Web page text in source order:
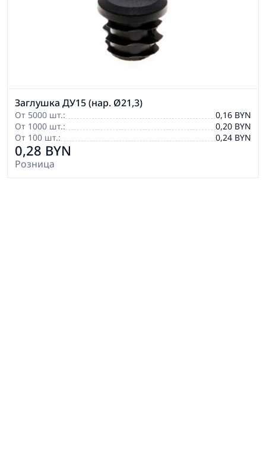
Заглушка ДУ15 (нар. Ø21,3)
От 5000 шт.:
0,16 BYN
От 1000 шт.:
0,20 BYN
От 100 шт.:
0,24 BYN
0,28 BYN
Розница